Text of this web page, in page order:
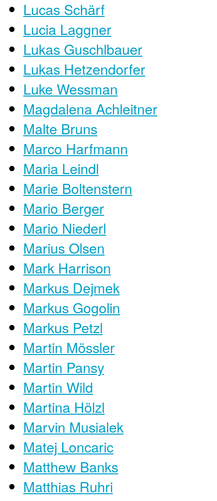
Lucas Schärf
Lucia Laggner
Lukas Guschlbauer
Lukas Hetzendorfer
Luke Wessman
Magdalena Achleitner
Malte Bruns
Marco Harfmann
Maria Leindl
Marie Boltenstern
Mario Berger
Mario Niederl
Marius Olsen
Mark Harrison
Markus Dejmek
Markus Gogolin
Markus Petzl
Martin Mössler
Martin Pansy
Martin Wild
Martina Hölzl
Marvin Musialek
Matej Loncaric
Matthew Banks
Matthias Ruhri